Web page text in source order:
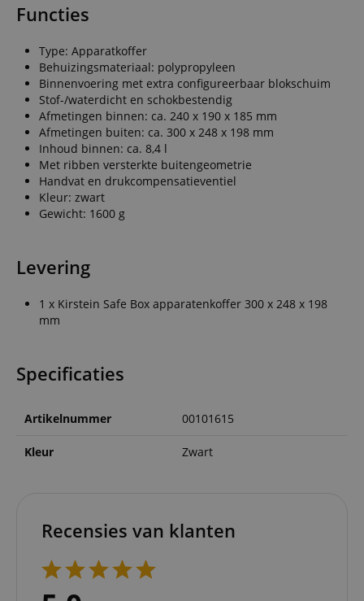
Functies
Type: Apparatkoffer
Behuizingsmateriaal: polypropyleen
Binnenvoering met extra configureerbaar blokschuim
Stof-/waterdicht en schokbestendig
Afmetingen binnen: ca. 240 x 190 x 185 mm
Afmetingen buiten: ca. 300 x 248 x 198 mm
Inhoud binnen: ca. 8,4 l
Met ribben versterkte buitengeometrie
Handvat en drukcompensatieventiel
Kleur: zwart
Gewicht: 1600 g
Levering
1 x Kirstein Safe Box apparatenkoffer 300 x 248 x 198
mm
Specificaties
Artikelnummer 00101615
Kleur Zwart
Recensies van klanten